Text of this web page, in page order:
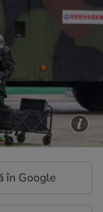
în Google